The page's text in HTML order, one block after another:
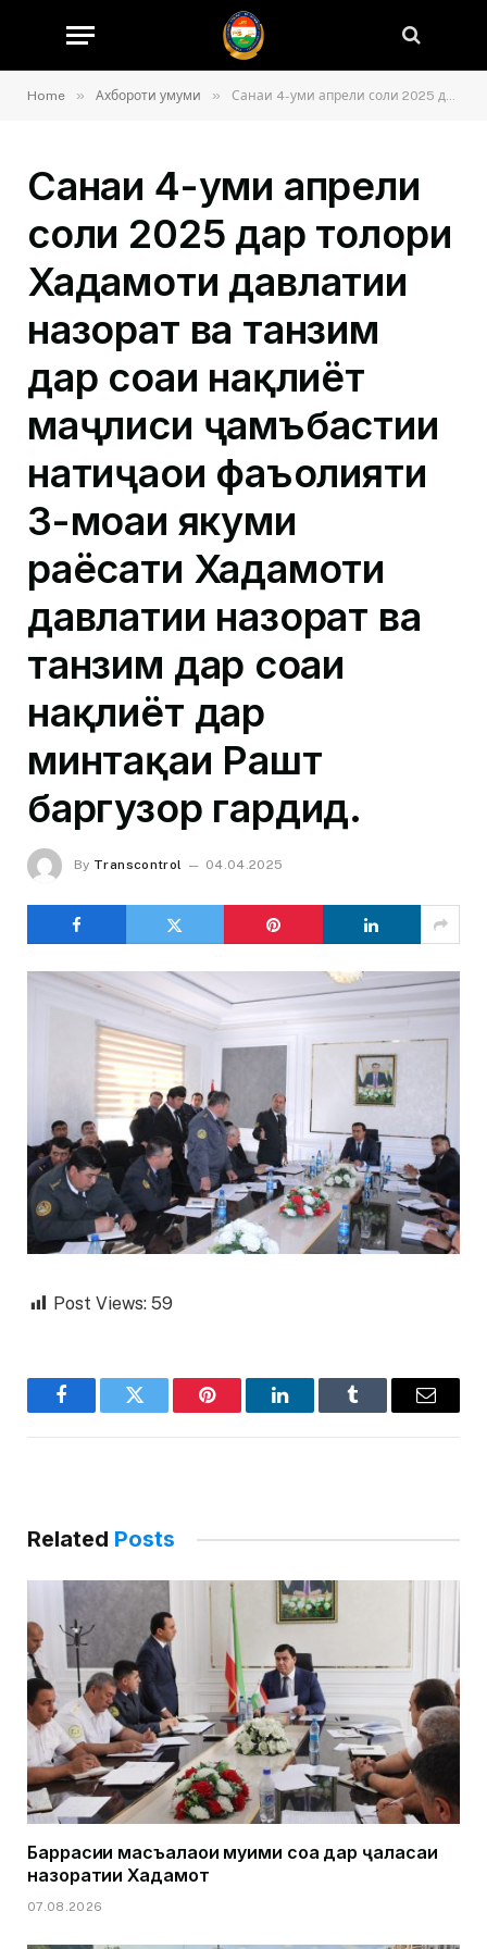
Home » Ахбороти умуми » Санаи 4-уми апрели соли 2025 дар толори Хадамоти давлатии назорат ва танзим дар соҳаи нақлиёт маҷлиси ҷамъбастии натиҷаҳои фаъолияти 3-моҳаи якуми раёсати Хадамоти давлатии назорат ва танзим дар соҳаи нақлиёт дар минтақаи Рашт баргузор гардид.
Санаи 4-уми апрели
соли 2025 дар толори
Хадамоти давлатии
назорат ва танзим
дар соҳаи нақлиёт
маҷлиси ҷамъбастии
натиҷаҳои фаъолияти
3-моҳаи якуми
раёсати Хадамоти
давлатии назорат ва
танзим дар соҳаи
нақлиёт дар
минтақаи Рашт
баргузор гардид.
By Transcontrol 04.04.2025
Post Views: 59
FacebookTwitter Pinterest LinkedInTumblr Email
Related Posts
Баррасии масъалаҳои муҳими соҳа дар ҷаласаи
назоратии Хадамот
07.08.2026